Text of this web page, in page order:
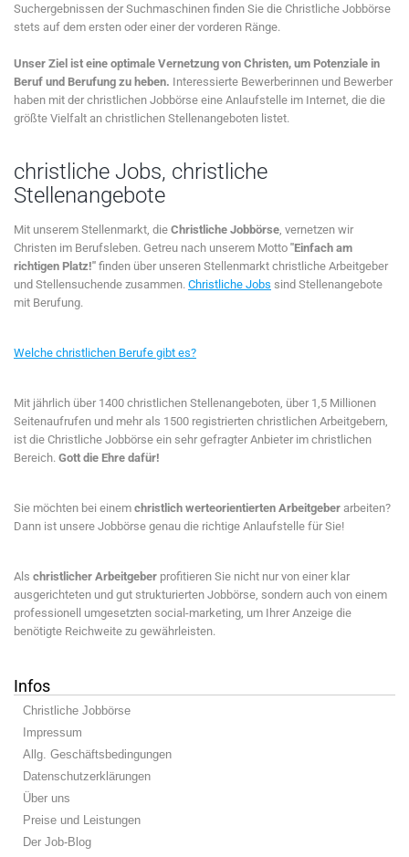
Suchergebnissen der Suchmaschinen finden Sie die Christliche Jobbörse
stets auf dem ersten oder einer der vorderen Ränge.
Unser Ziel ist eine optimale Vernetzung von Christen, um Potenziale in
Beruf und Berufung zu heben. Interessierte Bewerberinnen und Bewerber
haben mit der christlichen Jobbörse eine Anlaufstelle im Internet, die die
größte Vielfalt an christlichen Stellenangeboten listet.
christliche Jobs, christliche
Stellenangebote
Mit unserem Stellenmarkt, die Christliche Jobbörse , vernetzen wir
Christen im Berufsleben. Getreu nach unserem Motto "Einfach am
richtigen Platz!" finden über unseren Stellenmarkt christliche Arbeitgeber
und Stellensuchende zusammen. Christliche Jobs sind Stellenangebote
mit Berufung.
Welche christlichen Berufe gibt es?
Mit jährlich über 1400 christlichen Stellenangeboten, über 1,5 Millionen
Seitenaufrufen und mehr als 1500 registrierten christlichen Arbeitgebern,
ist die Christliche Jobbörse ein sehr gefragter Anbieter im christlichen
Bereich. Gott die Ehre dafür!
Sie möchten bei einem christlich werteorientierten Arbeitgeber arbeiten?
Dann ist unsere Jobbörse genau die richtige Anlaufstelle für Sie!
Als christlicher Arbeitgeber profitieren Sie nicht nur von einer klar
ausgerichteten und gut strukturierten Jobbörse, sondern auch von einem
professionell umgesetzten social-marketing, um Ihrer Anzeige die
benötigte Reichweite zu gewährleisten.
Infos
Christliche Jobbörse
Impressum
Allg. Geschäftsbedingungen
Datenschutzerklärungen
Über uns
Preise und Leistungen
Der Job-Blog